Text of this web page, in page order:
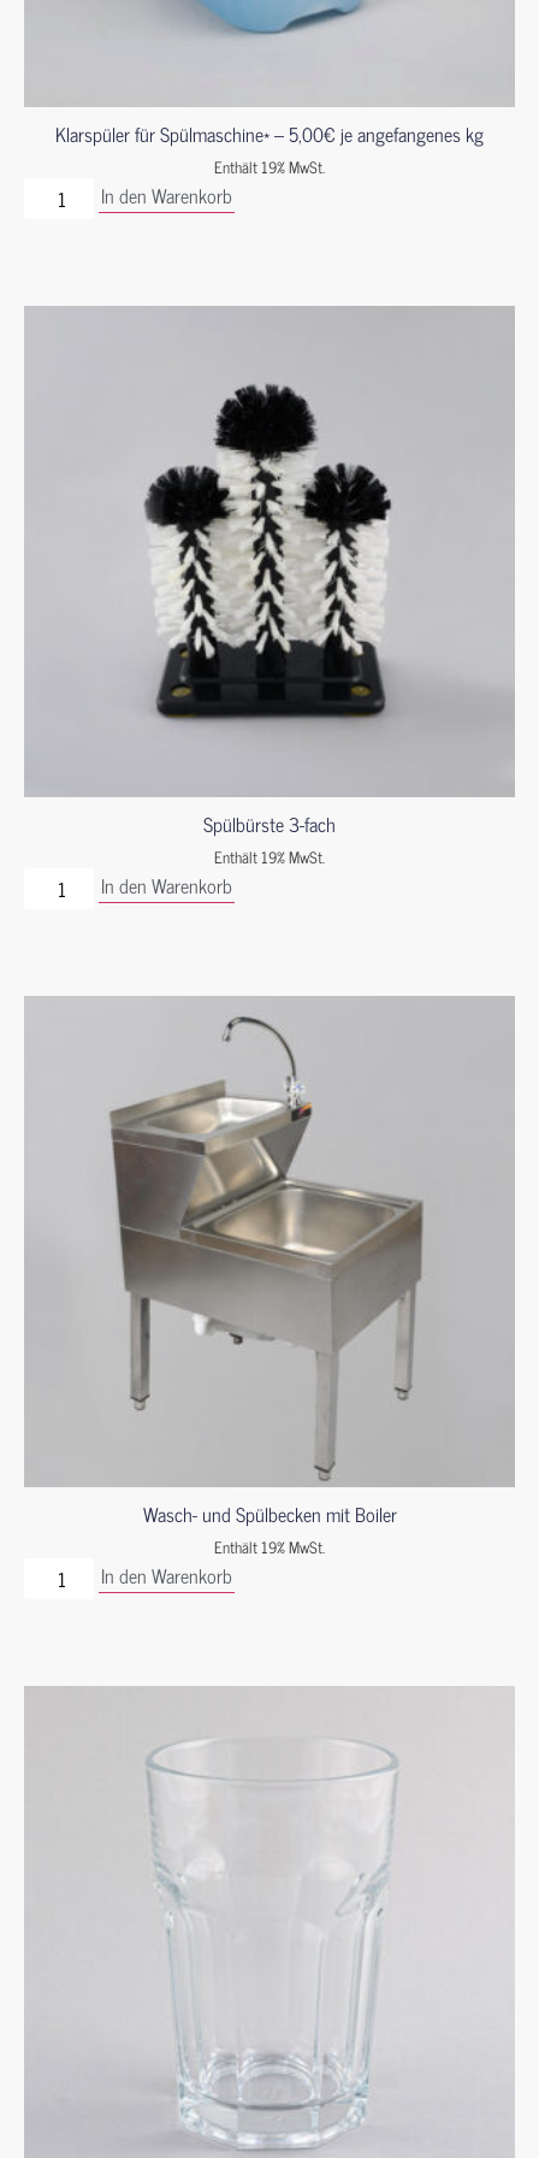
Klarspüler für Spülmaschine* – 5,00€ je angefangenes kg
Enthält 19% MwSt.
In den Warenkorb
Spülbürste 3-fach
Enthält 19% MwSt.
In den Warenkorb
Wasch- und Spülbecken mit Boiler
Enthält 19% MwSt.
In den Warenkorb